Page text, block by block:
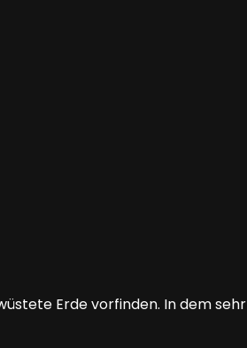
Erde vorfinden. In dem sehr